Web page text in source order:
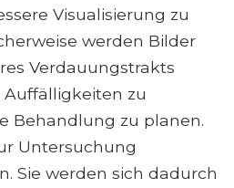
Visualisierung zu
werden Bilder
Verdauungstrakts
zu
Behandlung zu planen.
Untersuchung
Sie werden sich dadurch